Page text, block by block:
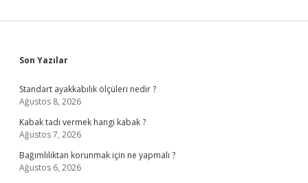
Sidebar
Son Yazılar
Standart ayakkabılık ölçüleri nedir ?
Ağustos 8, 2026
Kabak tadı vermek hangi kabak ?
Ağustos 7, 2026
Bağımlılıktan korunmak için ne yapmalı ?
Ağustos 6, 2026